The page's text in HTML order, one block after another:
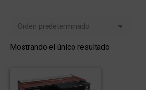
Mostrando el único resultado